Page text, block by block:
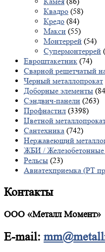
Квадро (58)
Кредо (84)
Макси (55)
Монтеррей (54)
Супермонтеррей
Евроштакетник (74)
Сварной решетчатый
Черный металлопрокат
Доборные элементы
Сэндвич-панели (263)
Профнастил (3398)
Цветной
Сантехника (742)
Нержавеющий
ЖБИ / Железобетонные
Рельсы (23)
Авиатехприемка (РТ
Контакты
ООО «Металл Момент»
E-mail: